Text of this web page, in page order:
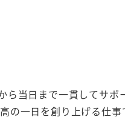
ら当日まで一貫してサポ
の一日を創り上げる仕事